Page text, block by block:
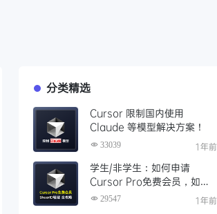
分类精选
Cursor 限制国内使用
Claude 等模型解决方案！
33039 1年前
学生/非学生：如何申请
Cursor Pro免费会员，如何
通过SheerID验证快速激活全
29547 1年前